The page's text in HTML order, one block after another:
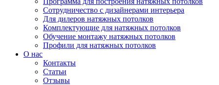
Сотрудничество с дизайнерами интерьера
Для дилеров натяжных потолков
Комплектующие для натяжных потолков
Обучение монтажу натяжных потолков
Профили для натяжных потолков
О нас
Контакты
Статьи
Отзывы